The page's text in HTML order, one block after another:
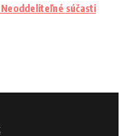
súčasti